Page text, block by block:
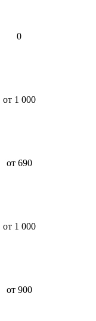
0
от 1 000
от 690
от 1 000
от 900